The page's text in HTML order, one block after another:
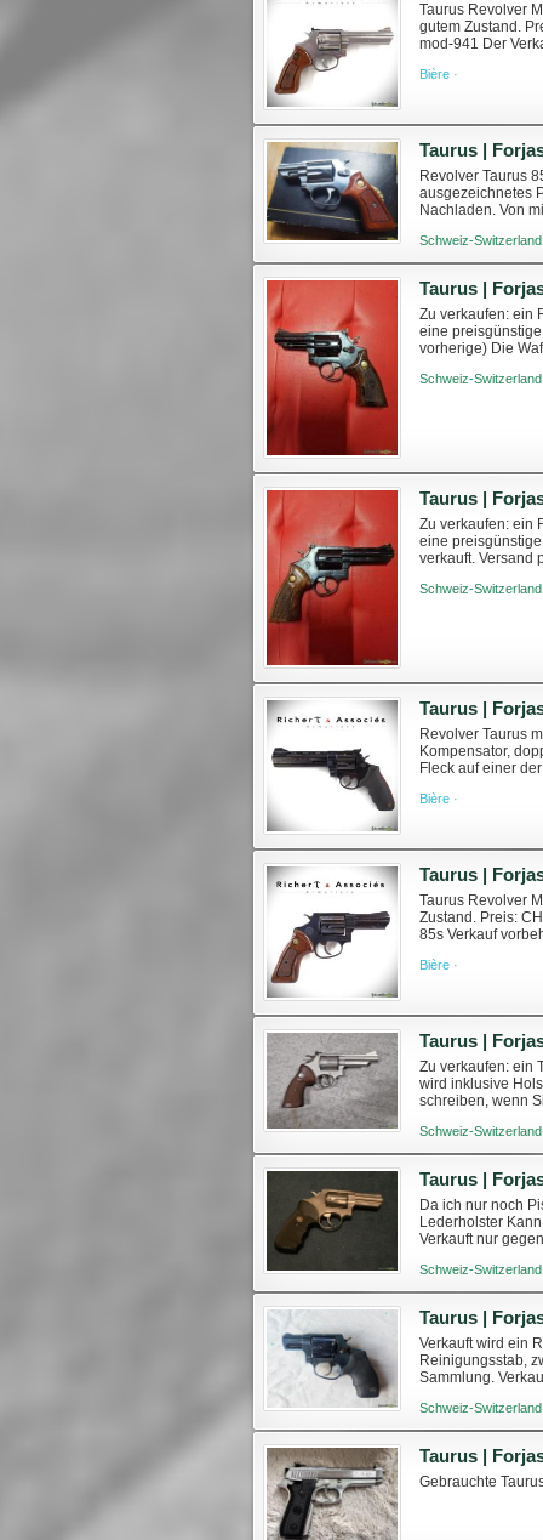
Taurus Revolver
gutem Zustand.
mod-941 Der
Bière ·
Taurus |
Revolver Taurus
ausgezeichnetes
Nachladen. Von
Schweiz-
Zu verkaufen: ein
eine
vorherige) Die
Schweiz-
Zu verkaufen: ein
eine
verkauft. Versand
Schweiz-
Taurus |
Revolver Taurus
Kompensator,
Fleck auf einer
Bière ·
Taurus |
Taurus Revolver
Zustand. Preis:
85s Verkauf
Bière ·
Zu verkaufen: ein
wird inklusive
schreiben, wenn
Schweiz-
Taurus |
Da ich nur noch
Lederholster
Verkauft nur
Schweiz-
Taurus |
Verkauft wird ein
Reinigungsstab,
Sammlung.
Schweiz-
Gebrauchte